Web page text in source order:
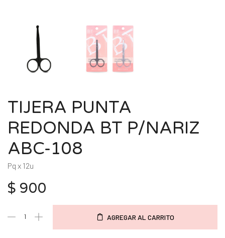
TIJERA PUNTA
REDONDA BT P/NARIZ
ABC-108
Pq x 12u
$ 900
AGREGAR AL CARRITO